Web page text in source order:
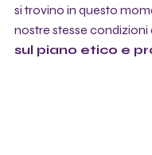
si trovino in questo
nostre stesse condizioni
sul piano etico e